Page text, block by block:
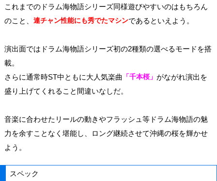
これまでのドラム海物語シリーズ同様遊びやすいのはもちろん
のこと、 連チャン性能にも秀でたマシンであるといえよう。
演出面ではドラム海物語シリーズ初の2種類の選べるモードを搭
載。
さらに通常時ST中ともに大人気楽曲
「千本桜」 がながれ演出を
盛り上げてくれること間違いなしだ。
音楽に合わせたリールの動きやフラッシュ等ドラム海物語の魅
力を余すことなく堪能し、ロング継続させて沖縄の桜を輝かせ
よう。
スペック